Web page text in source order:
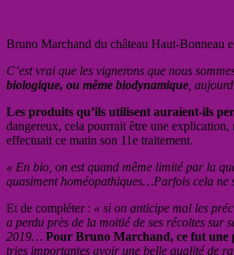
Bruno Marchand du château Haut-Bonneau
C’est vrai que les vignerons que nous
biologique, ou même biodynamique ,
Les produits qu’ils utilisent auraient-ils
dangereux, cela pourrait être une
effectuait ce matin son 11e traitement.
« En bio, on est quand même limité par la
quasiment homéopathiques…Parfois cela ne
Et de compléter : « si on anticipe mal les
a perdu près de la moitié de ses récoltes
2019… Pour Bruno Marchand, ce fut une
tries importantes avoir une belle qualité de